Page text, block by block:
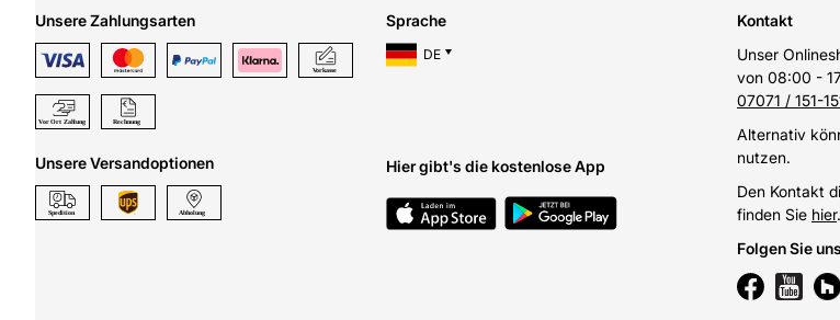
Unsere Zahlungsarten
Unsere Versandoptionen
Sprache
DE
Hier gibt's die kostenlose App
Kontakt
Unser
von 08:00 -
07071 / 151-
Alternativ
nutzen.
Den Kontakt
finden Sie hier.
Folgen Sie